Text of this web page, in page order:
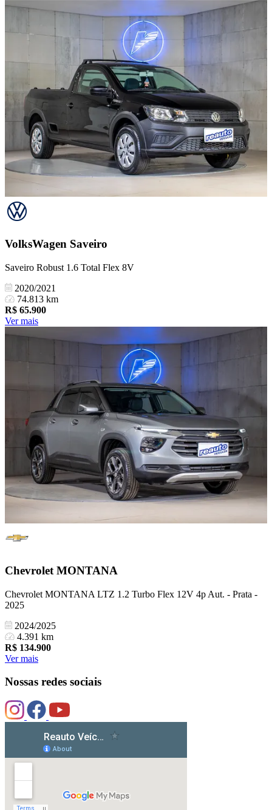
VolksWagen Saveiro
Saveiro Robust 1.6 Total Flex 8V
2020/2021
74.813 km
R$ 65.900
Ver mais
Chevrolet MONTANA
Chevrolet MONTANA LTZ 1.2 Turbo Flex 12V 4p Aut. - Prata -
2025
2024/2025
4.391 km
R$ 134.900
Ver mais
Nossas redes sociais